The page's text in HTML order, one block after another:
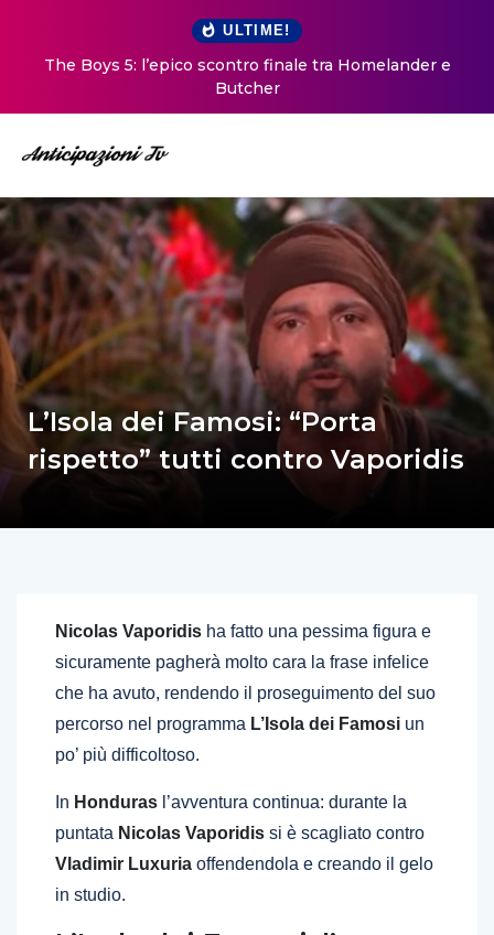
ULTIME!
The Boys 5: l’epico scontro finale tra Homelander e
Butcher
L’Isola dei Famosi: “Porta
rispetto” tutti contro Vaporidis
Nicolas Vaporidis ha fatto una pessima figura e
sicuramente pagherà molto cara la frase infelice
che ha avuto, rendendo il proseguimento del suo
percorso nel programma L’Isola dei Famosi un
po’ più difficoltoso.
In Honduras l’avventura continua: durante la
puntata Nicolas Vaporidis si è scagliato contro
Vladimir Luxuria offendendola e creando il gelo
in studio.